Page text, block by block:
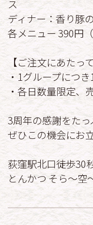
ス
ディナー：香り豚
各メニュー 390円
【ご注文にあたって
・1グループにつ
・各日数量限定、
3周年の感謝をた
ぜひこの機会にお
荻窪駅北口徒歩30
とんかつ そら〜空